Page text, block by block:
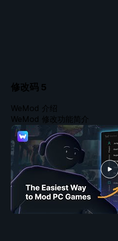
修改码 5
WeMod 介绍
WeMod 修改功能简介